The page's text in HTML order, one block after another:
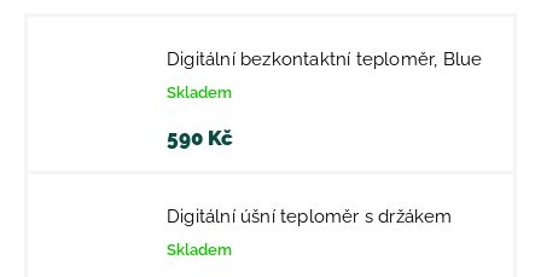
Digitální bezkontaktní teploměr, Blue
Skladem
590 Kč
Digitální úšní teploměr s držákem
Skladem